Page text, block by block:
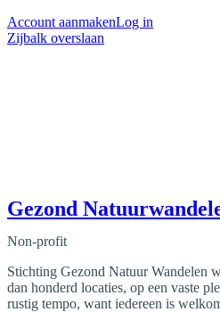
Account aanmakenLog in
Zijbalk overslaan
Gezond
Non-profit
Stichting Gezond Natuur Wandelen
dan honderd locaties, op een vaste
rustig tempo, want iedereen is